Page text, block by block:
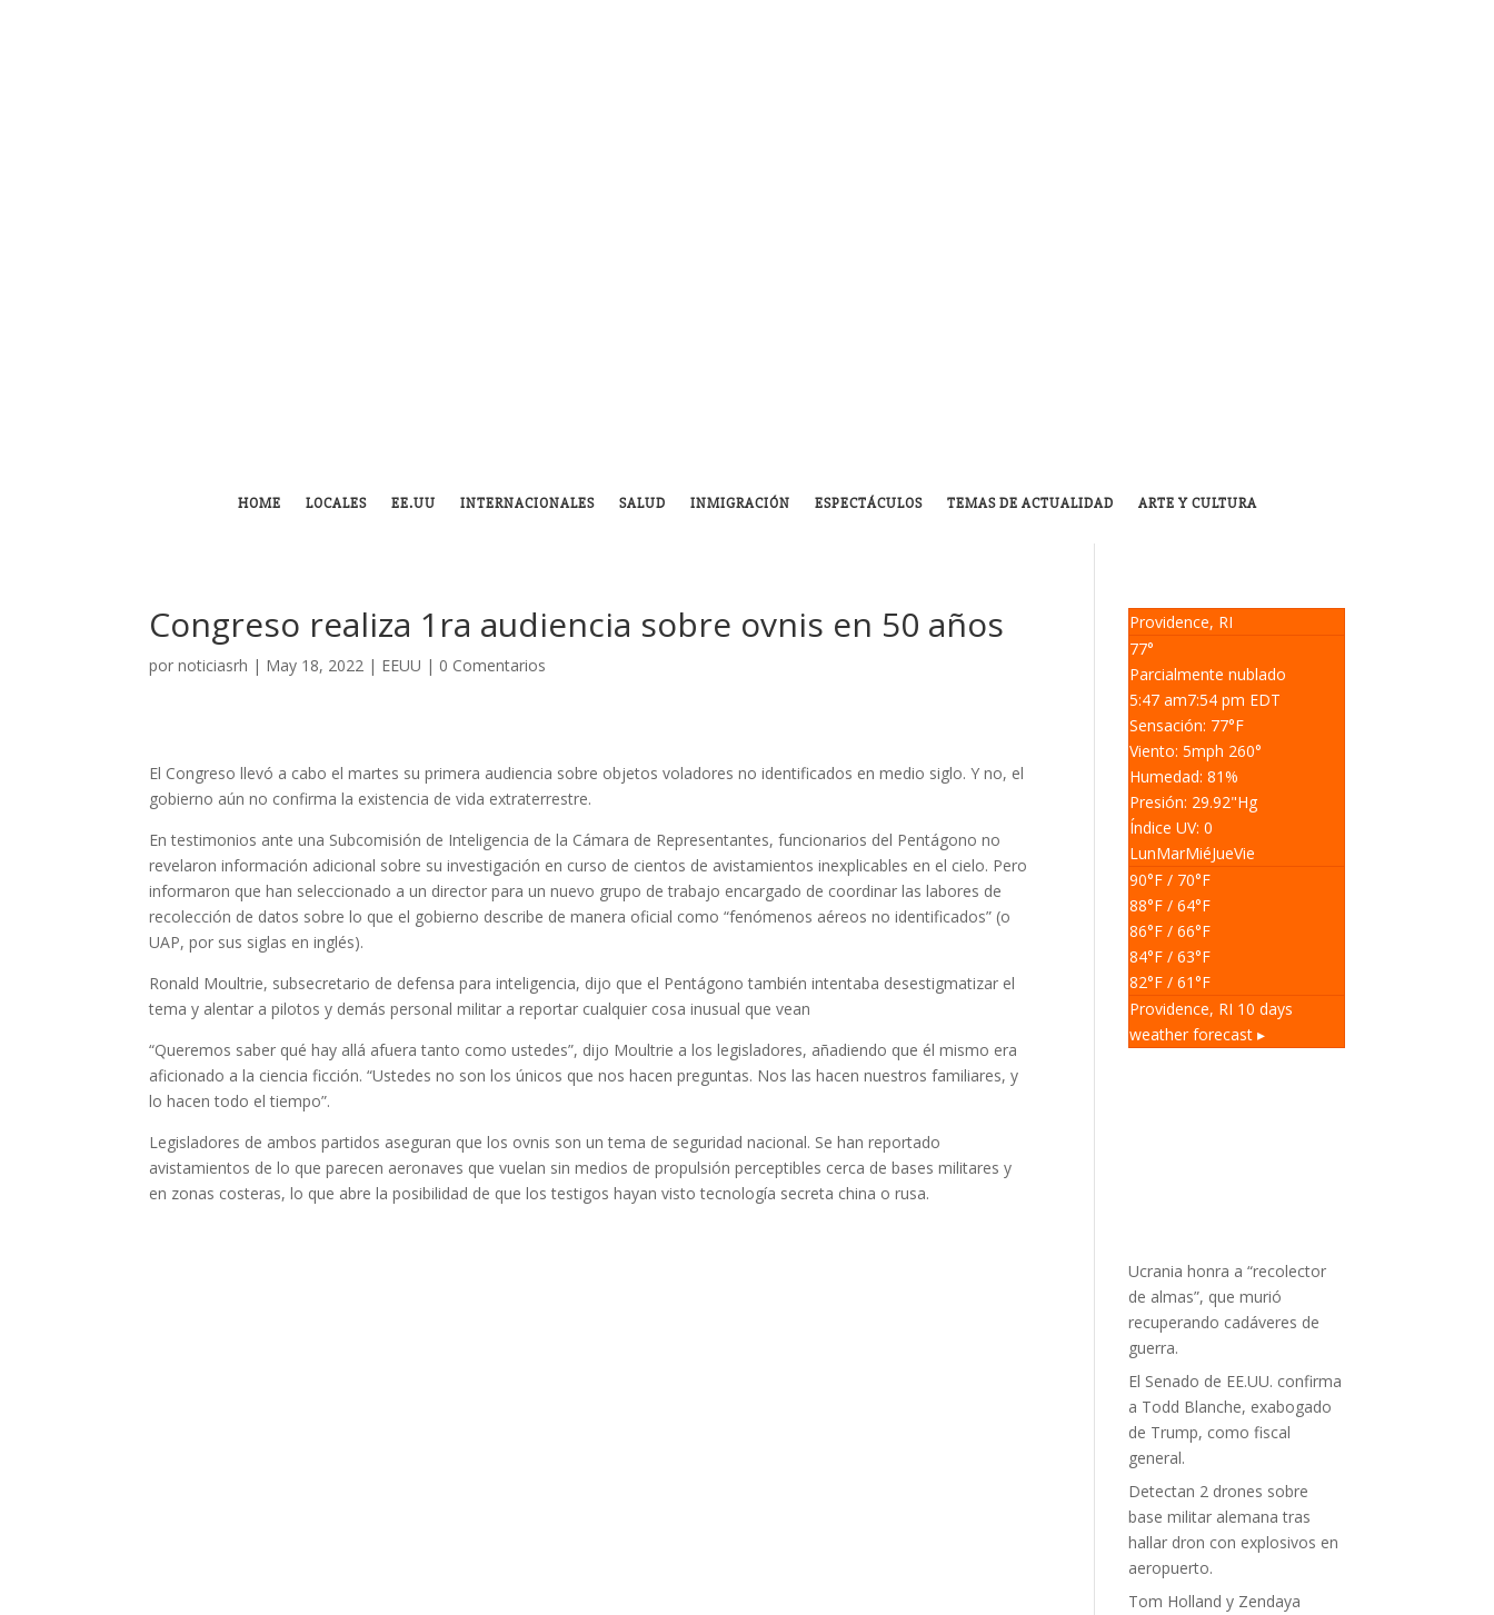
HOME LOCALES EE.UU INTERNACIONALES SALUD INMIGRACIÓN ESPECTÁCULOS TEMAS DE ACTUALIDAD ARTE Y CULTURA
Congreso realiza 1ra audiencia sobre ovnis en 50 años
pornoticiasrh | May 18, 2022 | EEUU | 0 Comentarios
El Congreso llevó a cabo el martes su primera audiencia sobre objetos voladores no identificados en medio siglo. Y no, el
gobierno aún no confirma la existencia de vida extraterrestre.
En testimonios ante una Subcomisión de Inteligencia de la Cámara de Representantes, funcionarios del Pentágono no
revelaron información adicional sobre su investigación en curso de cientos de avistamientos inexplicables en el cielo. Pero
informaron que han seleccionado a un director para un nuevo grupo de trabajo encargado de coordinar las labores de
recolección de datos sobre lo que el gobierno describe de manera oficial como “fenómenos aéreos no identificados” (o
UAP, por sus siglas en inglés).
Ronald Moultrie, subsecretario de defensa para inteligencia, dijo que el Pentágono también intentaba desestigmatizar el
tema y alentar a pilotos y demás personal militar a reportar cualquier cosa inusual que vean
“Queremos saber qué hay allá afuera tanto como ustedes”, dijo Moultrie a los legisladores, añadiendo que él mismo era
aficionado a la ciencia ficción. “Ustedes no son los únicos que nos hacen preguntas. Nos las hacen nuestros familiares, y
lo hacen todo el tiempo”.
Legisladores de ambos partidos aseguran que los ovnis son un tema de seguridad nacional. Se han reportado
avistamientos de lo que parecen aeronaves que vuelan sin medios de propulsión perceptibles cerca de bases militares y
en zonas costeras, lo que abre la posibilidad de que los testigos hayan visto tecnología secreta china o rusa.
Providence, RI
77°
Parcialmente nublado
5:47 am7:54 pm EDT
Sensación: 77°F
Viento: 5mph 260°
Humedad: 81%
Presión: 29.92"Hg
Índice UV: 0
LunMarMiéJueVie
90°F / 70°F
88°F / 64°F
86°F / 66°F
84°F / 63°F
82°F / 61°F
Providence, RI 10 days
weather forecast ▸
Ucrania honra a “recolector
de almas”, que murió
recuperando cadáveres de
guerra.
El Senado de EE.UU. confirma
a Todd Blanche, exabogado
de Trump, como fiscal
general.
Detectan 2 drones sobre
base militar alemana tras
hallar dron con explosivos en
aeropuerto.
Tom Holland y Zendaya